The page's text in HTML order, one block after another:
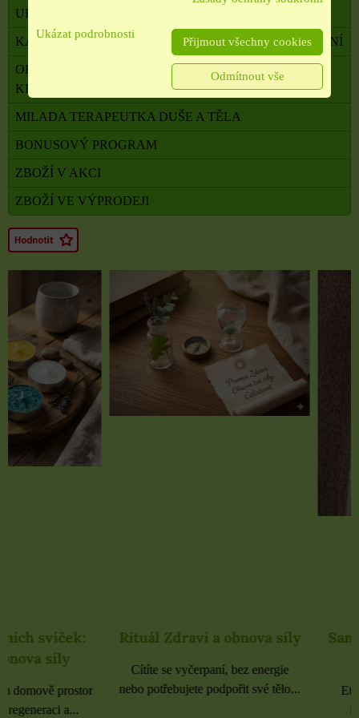
UHLÍKY
KADIDELNICE, PÍCKY, AROMALAMPY, VYKUŘOVÁNÍ
OBALOVÝ MATERIÁL, SATÉNOVÉ MAŠLE, SÁČKY,
KRABIČKY,
MILADA TERAPEUTKA DUŠE A TĚLA
BONUSOVÝ PROGRAM
ZBOŽÍ V AKCI
ZBOŽÍ VE VÝPRODEJI
Rituál Zdraví a obnova síly
Cítíte se vyčerpaní, bez energie
nebo potřebujete podpořit své tělo...
Samolepky černé
Etikety pro
kancelář 6 použitých
Ukázat podrobnosti
Přijmout všechny cookies
Odmítnout vše